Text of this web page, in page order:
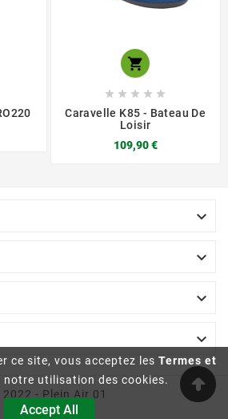
ce site, vous acceptez les Termes et
notre utilisation des cookies.
Accept All

    
Caravelle K85 - Bateau De
Loisir
109,90 €




- Plein Air 01